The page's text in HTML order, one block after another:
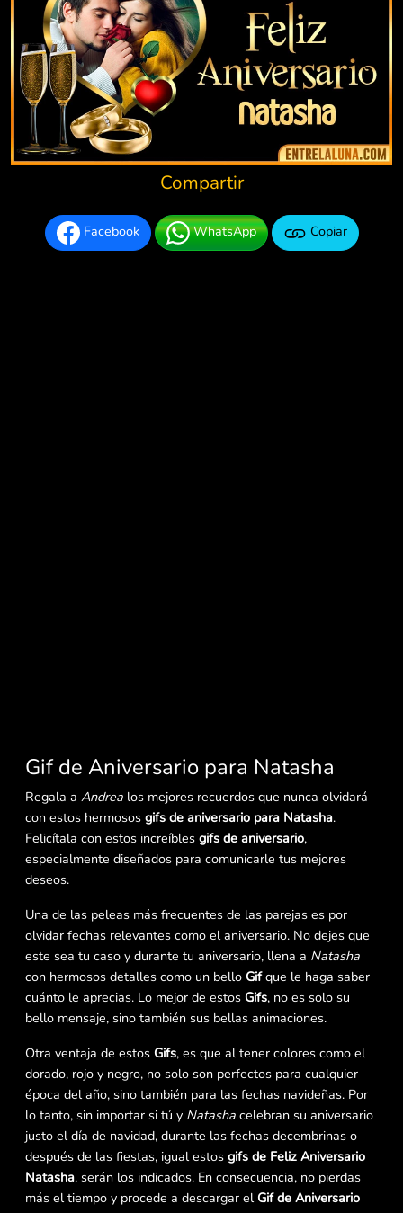
Compartir
Facebook WhatsApp Copiar
Gif de Aniversario para Natasha
Regala a Andrea los mejores recuerdos que nunca olvidará
con estos hermosos gifs de aniversario para Natasha.
Felicítala con estos increíbles gifs de aniversario,
especialmente diseñados para comunicarle tus mejores
deseos.
Una de las peleas más frecuentes de las parejas es por
olvidar fechas relevantes como el aniversario. No dejes que
este sea tu caso y durante tu aniversario, llena a Natasha
con hermosos detalles como un bello Gifque le haga saber
cuánto le aprecias. Lo mejor de estos Gifs, no es solo su
bello mensaje, sino también sus bellas animaciones.
Otra ventaja de estos Gifs, es que al tener colores como el
dorado, rojo y negro, no solo son perfectos para cualquier
época del año, sino también para las fechas navideñas. Por
lo tanto, sin importar si tú y Natasha celebran su aniversario
justo el día de navidad, durante las fechas decembrinas o
después de las fiestas, igual estos gifs de Feliz Aniversario
Natasha, serán los indicados. En consecuencia, no pierdas
más el tiempo y procede a descargar elGif de Aniversario